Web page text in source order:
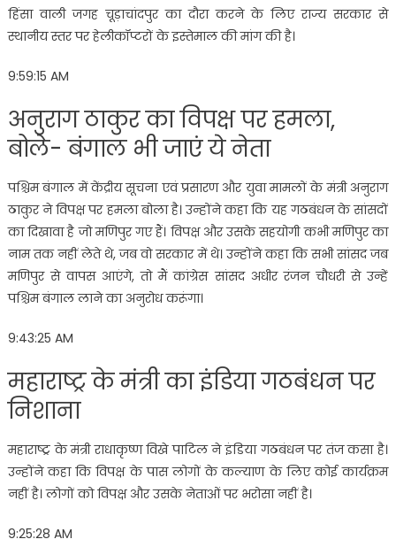
हिंसा वाली जगह चूड़ाचांदपुर का दौरा करने के लिए राज्य सरकार से
स्थानीय स्तर पर हेलीकॉप्टरों के इस्तेमाल की मांग की है।
9:59:15 AM
अनुराग ठाकुर का विपक्ष पर हमला,
बोले- बंगाल भी जाएं ये नेता
पश्चिम बंगाल में केंद्रीय सूचना एवं प्रसारण और युवा मामलों के मंत्री अनुराग
ठाकुर ने विपक्ष पर हमला बोला है। उन्होंने कहा कि यह गठबंधन के सांसदों
का दिखावा है जो मणिपुर गए हैं। विपक्ष और उसके सहयोगी कभी मणिपुर का
नाम तक नहीं लेते थे, जब वो सरकार में थे। उन्होंने कहा कि सभी सांसद जब
मणिपुर से वापस आएंगे, तो मैं कांग्रेस सांसद अधीर रंजन चौधरी से उन्हें
पश्चिम बंगाल लाने का अनुरोध करूंगा।
9:43:25 AM
महाराष्ट्र के मंत्री का इंडिया गठबंधन पर
निशाना
महाराष्ट्र के मंत्री राधाकृष्ण विखे पाटिल ने इंडिया गठबंधन पर तंज कसा है।
उन्होंने कहा कि विपक्ष के पास लोगों के कल्याण के लिए कोई कार्यक्रम
नहीं है। लोगों को विपक्ष और उसके नेताओं पर भरोसा नहीं है।
9:25:28 AM